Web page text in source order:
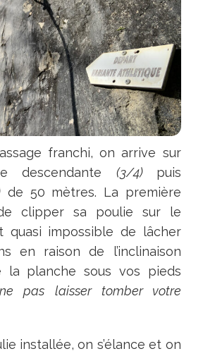
franchi, on arrive sur
descendante (3/4) puis
de 50 mètres. La première
clipper sa poulie sur le
quasi impossible de lâcher
en raison de l’inclinaison
la planche sous vos pieds
pas laisser tomber votre
installée, on s’élance et on